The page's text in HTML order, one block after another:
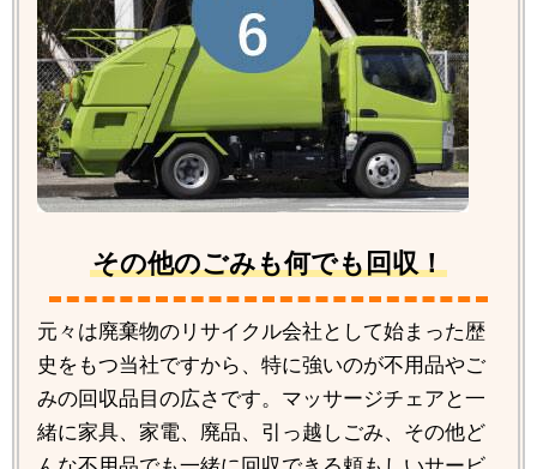
その他のごみも何でも回収！
元々は廃棄物のリサイクル会社として始まった歴
史をもつ当社ですから、特に強いのが不用品やご
みの回収品目の広さです。マッサージチェアと一
緒に家具、家電、廃品、引っ越しごみ、その他ど